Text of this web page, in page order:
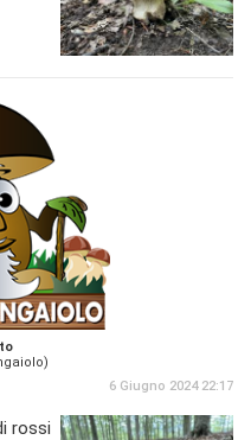
6 Giugno 2024 22:17
rossi